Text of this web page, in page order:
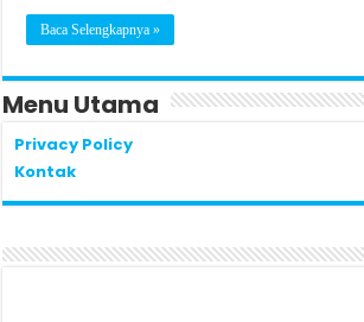
Baca Selengkapnya »
Menu Utama
Privacy Policy
Kontak